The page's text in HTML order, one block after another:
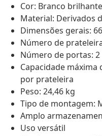
Cor: Branco brilhante
Material: Derivados
Dimensões gerais:
Número de
Número de portas: 2
Capacidade máxima
por prateleira
Peso: 24,46 kg
Tipo de montagem:
Amplo
Uso versátil